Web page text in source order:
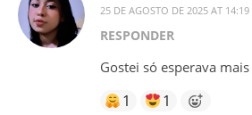
25 DE AGOSTO DE 2025 AT 14:19
RESPONDER
Gostei só esperava mais
1 1